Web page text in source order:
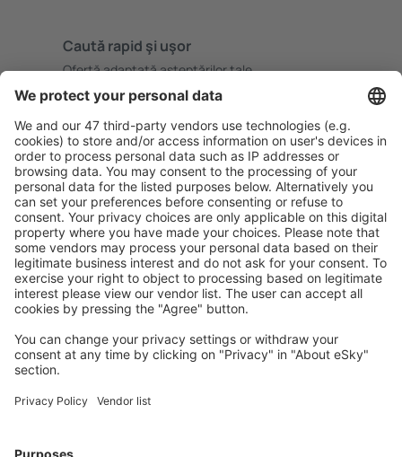
Caută rapid şi uşor
Ofertă adaptată aşteptărilor tale.
Planifică ȋn siguranţă
Rezervare fără griji cu opțiune gratuită de anulare.
Economiseşte mai mult
Prețuri atractive și oferte speciale pentru utilizatorii
conectați.
Cazarea preferată
Alege din peste 1,3 mil. de opţiuni: hoteluri, cabane,
Cele mai căutate cazări de către utilizatorii eSky